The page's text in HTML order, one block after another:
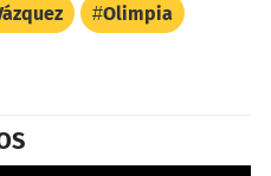
Olimpia